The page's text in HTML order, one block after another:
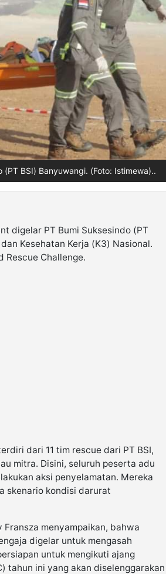
BSI) Banyuwangi. (Foto: Istimewa)..
digelar PT Bumi Suksesindo (PT
Kesehatan Kerja (K3) Nasional.
Rescue Challenge.
dari 11 tim rescue dari PT BSI,
mitra. Disini, seluruh peserta adu
aksi penyelamatan. Mereka
skenario kondisi darurat
Fransza menyampaikan, bahwa
digelar untuk mengasah
untuk mengikuti ajang
tahun ini yang akan diselenggarakan